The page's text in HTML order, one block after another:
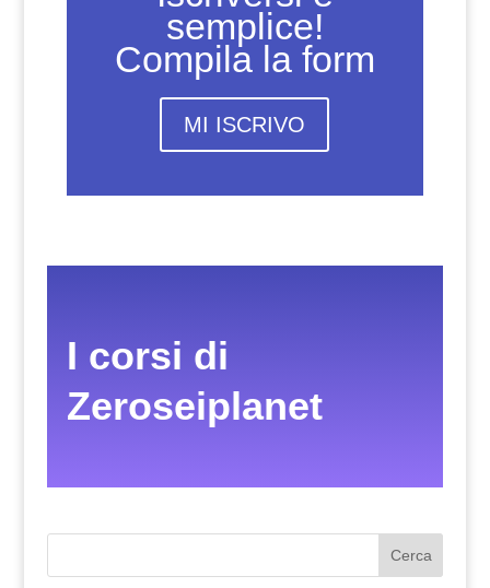
semplice!
Compila la form
MI ISCRIVO
I corsi di
Zeroseiplanet
Cerca